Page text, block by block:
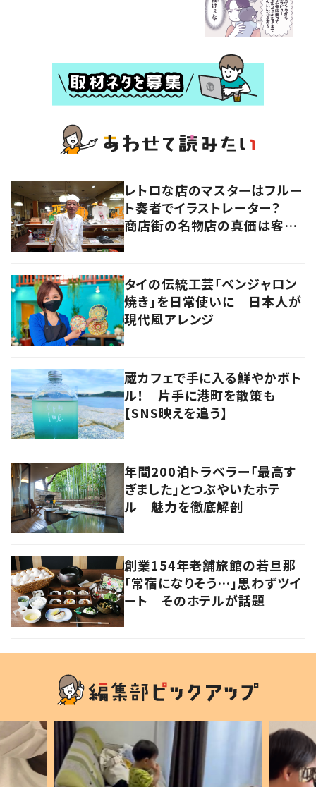
レトロな店のマスターはフルー
ト奏者でイラストレーター？
商店街の名物店の真価は客と
タイの伝統工芸「ベンジャロン
焼き」を日常使いに 日本人が
現代風アレンジ
蔵カフェで手に入る鮮やかボト
ル！ 片手に港町を散策も
【SNS映えを追う】
年間200泊トラベラー「最高す
ぎました」とつぶやいたホテ
ル 魅力を徹底解剖
創業154年老舗旅館の若旦那
「常宿になりそう…」思わずツイ
ート そのホテルが話題